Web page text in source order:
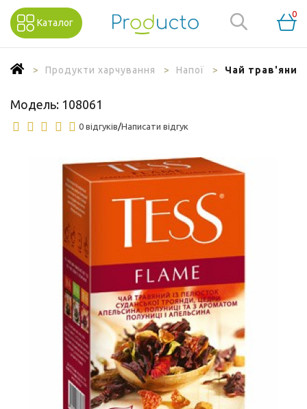
Каталог
0
Продукти харчування Напої Чай трав'яний
Модель: 108061
0 відгуків/Написати відгук